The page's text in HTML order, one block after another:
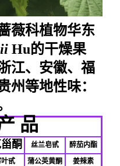
薇科植物华东
Hu的干燥果
江、安徽、福
州等地性味：
品
酮 丝兰皂甙
醉茄内酯
甙 蒲公英黄酮 姜辣素